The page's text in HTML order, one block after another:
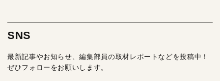
SNS
最新記事やお知らせ、編集部員の取材レポートなどを投稿中！
ぜひフォローをお願いします。